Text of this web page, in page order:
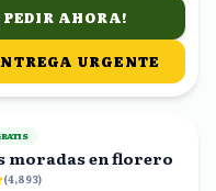
AHORA!
URGENTE
moradas en florero
(4,893)